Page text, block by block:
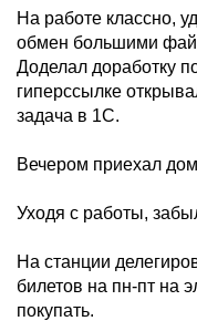
На работе классно,
обмен большими
Доделал доработку
гиперссылке
задача в 1С.
Вечером приехал
Уходя с работы,
На станции
билетов на пн-пт на
покупать.